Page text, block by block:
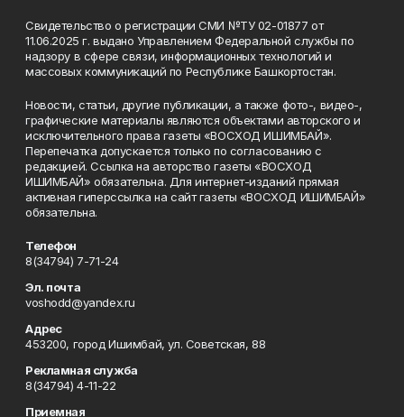
Свидетельство о регистрации СМИ №ТУ 02-01877 от
11.06.2025 г. выдано Управлением Федеральной службы по
надзору в сфере связи, информационных технологий и
массовых коммуникаций по Республике Башкортостан.
Новости, статьи, другие публикации, а также фото-, видео-,
графические материалы являются объектами авторского и
исключительного права газеты «ВОСХОД ИШИМБАЙ».
Перепечатка допускается только по согласованию с
редакцией. Ссылка на авторство газеты «ВОСХОД
ИШИМБАЙ» обязательна. Для интернет-изданий прямая
активная гиперссылка на сайт газеты «ВОСХОД ИШИМБАЙ»
обязательна.
Телефон
8(34794) 7-71-24
Эл. почта
voshodd@yandex.ru
Адрес
453200, город Ишимбай, ул. Советская, 88
Рекламная служба
8(34794) 4-11-22
Приемная